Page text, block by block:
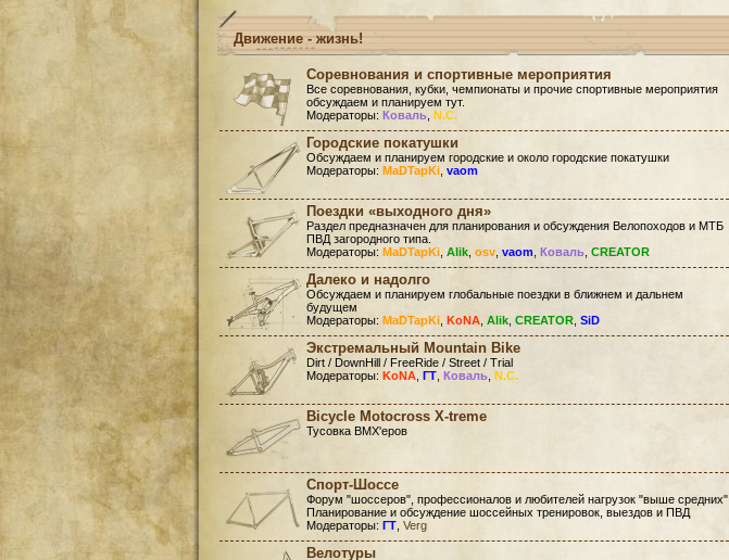
Движение - жизнь!
Соревнования и спортивные мероприятия
Все соревнования, кубки, чемпионаты и прочие спортивные мероприятия
обсуждаем и планируем тут.
Модераторы: Коваль N.C.
Городские покатушки
Обсуждаем и планируем городские и около городские покатушки
Модераторы: MaDTapKi vaom
Поездки «выходного дня»
Раздел предназначен для планирования и обсуждения Велопоходов и МТБ
ПВД загородного типа.
Модераторы: MaDTapKi Alik osv vaom Коваль CREATOR
Далеко и надолго
Обсуждаем и планируем глобальные поездки в ближнем и дальнем
будущем
Модераторы: MaDTapKi KoNA Alik CREATOR SiD
Экстремальный Mountain Bike
Dirt / DownHill / FreeRide / Street / Trial
Модераторы: KoNA ГТ Коваль N.C.
Bicycle Motocross X-treme
Тусовка BMX'еров
Спорт-Шоссе
Форум "шоссеров", профессионалов и любителей нагрузок "выше средних".
Планирование и обсуждение шоссейных тренировок, выездов и ПВД
Модераторы: ГТ Verg
Велотуры